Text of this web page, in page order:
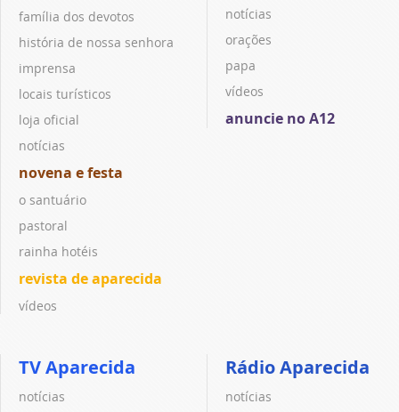
família dos devotos
história de nossa senhora
imprensa
locais turísticos
loja oficial
notícias
novena e festa
o santuário
pastoral
rainha hotéis
revista de aparecida
vídeos
notícias
orações
papa
vídeos
anuncie no A12
TV Aparecida
notícias
Rádio Aparecida
notícias